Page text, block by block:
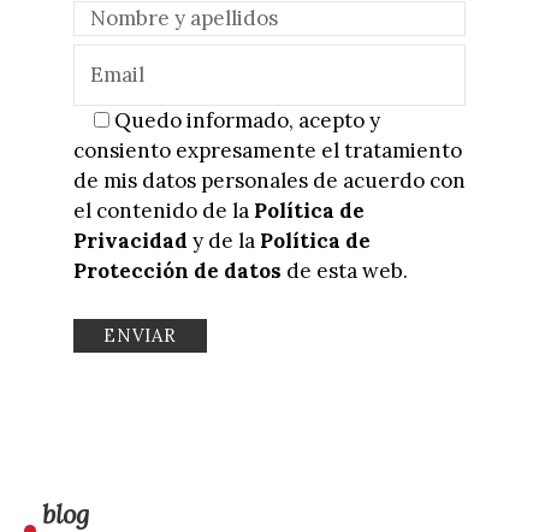
Quedo informado, acepto y
consiento expresamente el tratamiento
de mis datos personales de acuerdo con
el contenido de la Política de
Privacidad y de la Política de
Protección de datos de esta web.
blog